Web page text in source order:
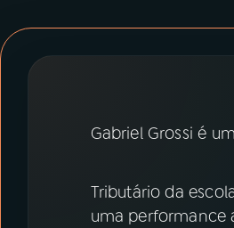
06VIDEOCASTS
ACOMPANHE A RÁDIO MEC
Gabriel Grossi é
Tributário da
uma performance